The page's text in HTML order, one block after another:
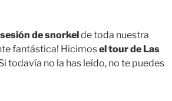
de snorkelde toda nuestra
fantástica! Hicimosel tour de Las
todavía no la has leído, no te puedes